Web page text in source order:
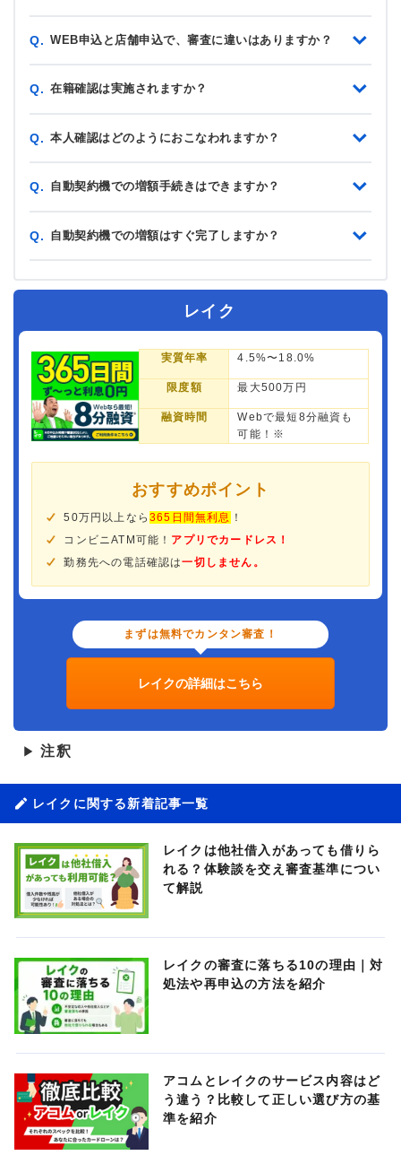
Q. WEB申込と店舗申込で、審査に違いはありますか？
Q. 在籍確認は実施されますか？
Q. 本人確認はどのようにおこなわれますか？
Q. 自動契約機での増額手続きはできますか？
Q. 自動契約機での増額はすぐ完了しますか？
レイク
実質年率 4.5%〜18.0%
限度額 最大500万円
融資時間
Webで最短8分融資も
可能！※
おすすめポイント
50万円以上なら365日間無利息
！
コンビニATM可能！ アプリでカードレス！
勤務先への電話確認は一切しません。
まずは無料でカンタン審査！
レイクの詳細はこちら
▶ 注釈
レイクに関する新着記事一覧
レイクは他社借入があっても借りら
れる？体験談を交え審査基準につい
て解説
レイクの審査に落ちる10の理由｜対
処法や再申込の方法を紹介
アコムとレイクのサービス内容はど
う違う？比較して正しい選び方の基
準を紹介